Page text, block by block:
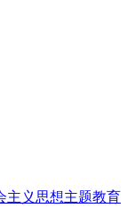
主义思想主题教育